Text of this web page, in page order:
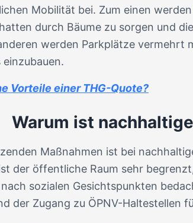
Mobilität bei. Zum einen
durch Bäume zu sorgen und
werden Parkplätze vermehrt
Vorteile einer THG-Quote?
Warum ist
Maßnahmen ist bei
der öffentliche Raum sehr
sozialen Gesichtspunkten
der Zugang zu ÖPNV-Haltestellen